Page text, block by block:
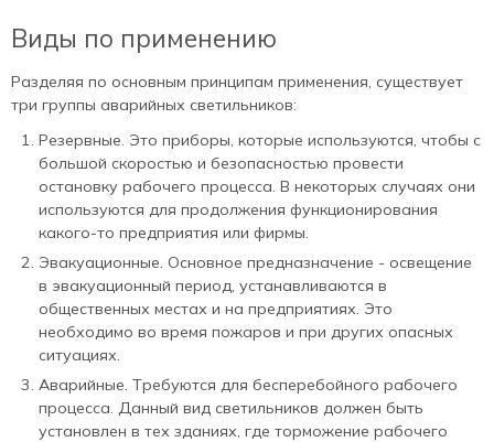
Виды по применению
Разделяя по основным принципам применения, существует
три группы аварийных светильников:
Резервные. Это приборы, которые используются, чтобы с
большой скоростью и безопасностью провести
остановку рабочего процесса. В некоторых случаях они
используются для продолжения функционирования
какого-то предприятия или фирмы.
Эвакуационные. Основное предназначение - освещение
в эвакуационный период, устанавливаются в
общественных местах и на предприятиях. Это
необходимо во время пожаров и при других опасных
ситуациях.
Аварийные. Требуются для бесперебойного рабочего
процесса. Данный вид светильников должен быть
установлен в тех зданиях, где торможение рабочего